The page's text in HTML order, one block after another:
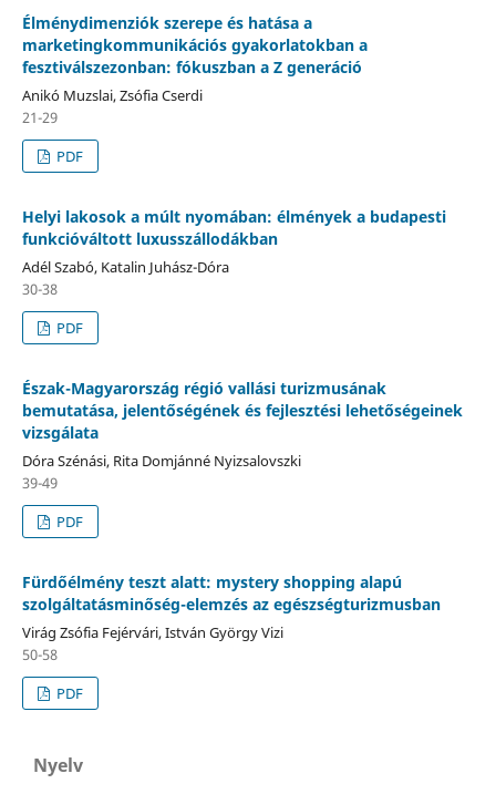
Élménydimenziók szerepe és hatása a
marketingkommunikációs gyakorlatokban a
fesztiválszezonban: fókuszban a Z generáció
Anikó Muzslai, Zsófia Cserdi
21-29
PDF
Helyi lakosok a múlt nyomában: élmények a budapesti
funkcióváltott luxusszállodákban
Adél Szabó, Katalin Juhász-Dóra
30-38
PDF
Észak-Magyarország régió vallási turizmusának
bemutatása, jelentőségének és fejlesztési lehetőségeinek
vizsgálata
Dóra Szénási, Rita Domjánné Nyizsalovszki
39-49
PDF
Fürdőélmény teszt alatt: mystery shopping alapú
szolgáltatásminőség-elemzés az egészségturizmusban
Virág Zsófia Fejérvári, István György Vizi
50-58
PDF
Nyelv